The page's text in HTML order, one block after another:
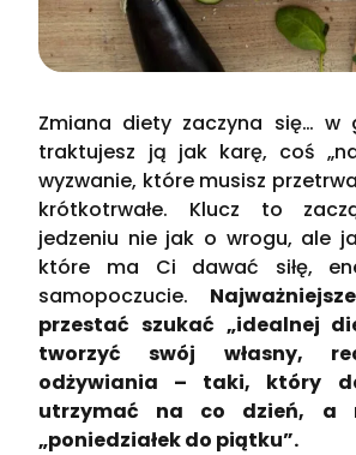
Zmiana diety zaczyna się… w
traktujesz ją jak karę, coś
wyzwanie, które musisz
krótkotrwałe. Klucz to
jedzeniu nie jak o wrogu, ale
które ma Ci dawać siłę,
samopoczucie.
przestać szukać „idealnej
tworzyć swój własny,
odżywiania – taki, który
utrzymać na co dzień, a
„poniedziałek do piątku”.